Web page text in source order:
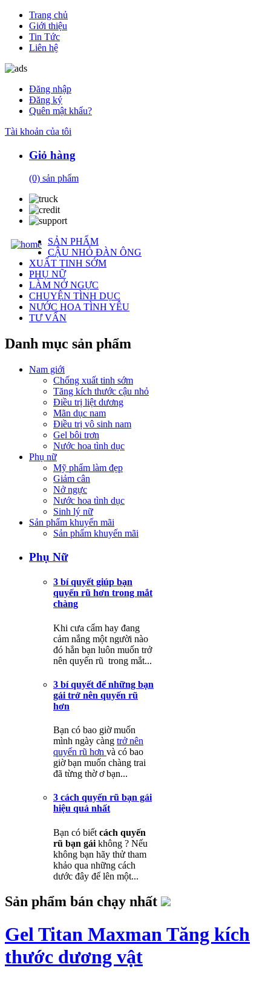
Trang chủ
Giới thiệu
Tin Tức
Liên hệ
Đăng nhập
Đăng ký
Quên mật khẩu?
Tài khoản của tôi
Giỏ hàng
(0) sản phẩm
SẢN PHẨM
CẬU NHỎ ĐÀN ÔNG
XUẤT TINH SỚM
PHỤ NỮ
LÀM NỞ NGỰC
CHUYỆN TÌNH DỤC
NƯỚC HOA TÌNH YÊU
TƯ VẤN
Danh mục sản phẩm
Nam giới
Chống xuất tinh sớm
Tăng kích thước cậu nhỏ
Điều trị liệt dương
Mãn dục nam
Điều trị vô sinh nam
Gel bôi trơn
Nước hoa tình dục
Phụ nữ
Mỹ phẩm làm đẹp
Giảm cân
Nở ngực
Nước hoa tình dục
Sinh lý nữ
Sản phẩm khuyến mãi
Sản phẩm khuyến mãi
Phụ Nữ
3 bí quyết giúp bạn
quyến rũ hơn trong mắt
chàng
Khi cưa cẩm hay đang
cảm nắng một người nào
đó hẳn bạn luôn muốn trở
nên quyến rũ trong mắt...
3 bí quyết để những bạn
gái trở nên quyến rũ
hơn
Bạn có bao giờ muốn
mình ngày càng trở nên
quyến rũ hơn và có bao
giờ bạn muốn chàng trai
đã từng thờ ơ bạn...
3 cách quyến rũ bạn gái
hiệu quả nhất
Bạn có biết cách quyến
rũ bạn gái không ? Nếu
không bạn hãy thử tham
khảo qua những cách
dước đây để lên một...
Sản phẩm bán chạy nhất
Gel Titan Maxman Tăng kích
thước dương vật